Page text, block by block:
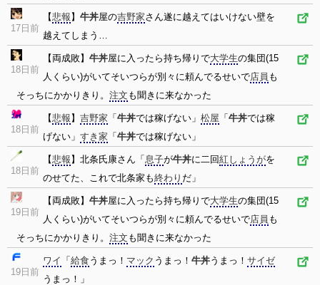
17日前
【悲報 】 牛丼屋の吉野家さん遂に越えてはいけない壁を
越えてしまう…
18日前
【両成敗】 牛丼屋に入ったら持ち帰りで大学生の集団(15
人くらい)がいてそいつらが別々に頼んでるせいで店員 も
そっちにかかりきり。 注文 も聞きに来なかった
18日前
【悲報 】 吉野家 「 牛丼では稼げない」 松屋 「 牛丼では稼
げない」 すき家 「 牛丼では稼げない」
18日前
【悲報 】北条氏康さん「 息子が牛丼に二回紅しょうがを
のせてた、これで北条家も終わり だ」
19日前
【両成敗】 牛丼屋に入ったら持ち帰りで大学生の集団(15
人くらい)がいてそいつらが別々に頼んでるせいで店員 も
そっちにかかりきり。 注文 も聞きに来なかった
19日前
ワイ 「 給食 うまっ！ マック うまっ！ 牛丼うまっ！ サイゼ
うまっ！」